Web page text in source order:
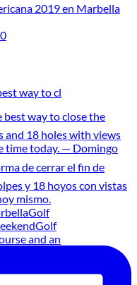
2019 en Marbella
way to cl
and an